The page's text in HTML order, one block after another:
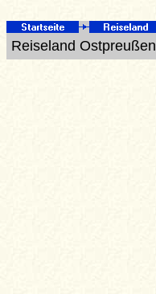
Reiseland Ostpreußen